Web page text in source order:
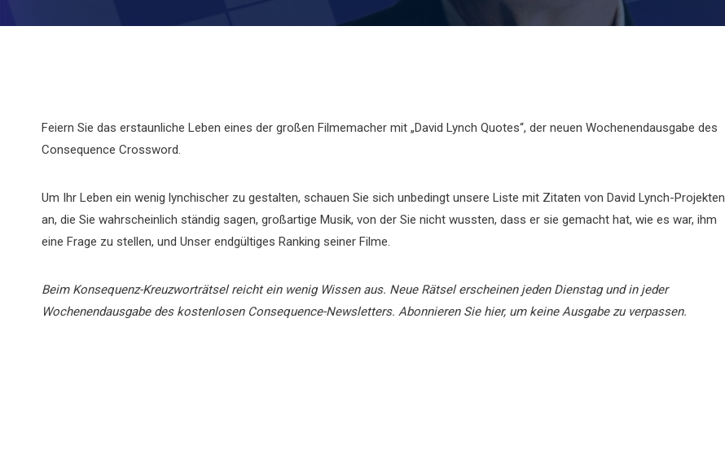
Feiern Sie das erstaunliche Leben eines der großen Filmemacher mit „David Lynch Quotes“, der neuen Wochenendausgabe des
Consequence Crossword.
Um Ihr Leben ein wenig lynchischer zu gestalten, schauen Sie sich unbedingt unsere Liste mit Zitaten von David Lynch-Projekten
an, die Sie wahrscheinlich ständig sagen, großartige Musik, von der Sie nicht wussten, dass er sie gemacht hat, wie es war, ihm
eine Frage zu stellen, und Unser endgültiges Ranking seiner Filme.
Beim Konsequenz-Kreuzworträtsel reicht ein wenig Wissen aus. Neue Rätsel erscheinen jeden Dienstag und in jeder
Wochenendausgabe des kostenlosen Consequence-Newsletters. Abonnieren Sie hier, um keine Ausgabe zu verpassen.